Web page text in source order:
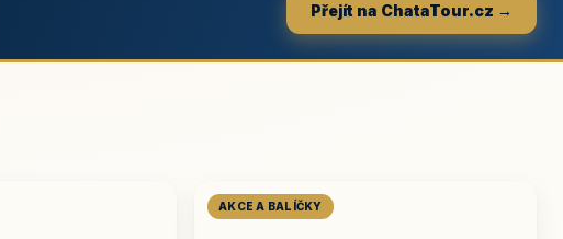
Přejít na ChataTour.cz →
AKCE A BALÍČKY